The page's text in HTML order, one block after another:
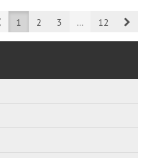
Prev1 2 3 ... 12